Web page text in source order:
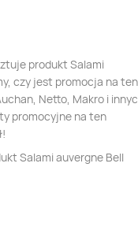
produkt Salami
czy jest promocja na ten
Netto, Makro i
promocyjne na ten
Salami auvergne Bell